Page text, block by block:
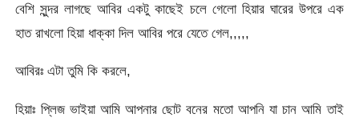
বেশি সুন্দর লাগছে আবির একটু কাছেই চলে গেলো হিয়ার ঘারের উপরে এক
হাত রাখলো হিয়া ধাক্কা দিল আবির পরে যেতে গেল,,,,,
আবিরঃ এটা তুমি কি করলে,
হিয়াঃ প্লিজ ভাইয়া আমি আপনার ছোট বনের মতো আপনি যা চান আমি তাই